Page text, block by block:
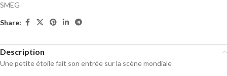
SMEG
Share:
Description
Une petite étoile fait son entrée sur la scène mondiale